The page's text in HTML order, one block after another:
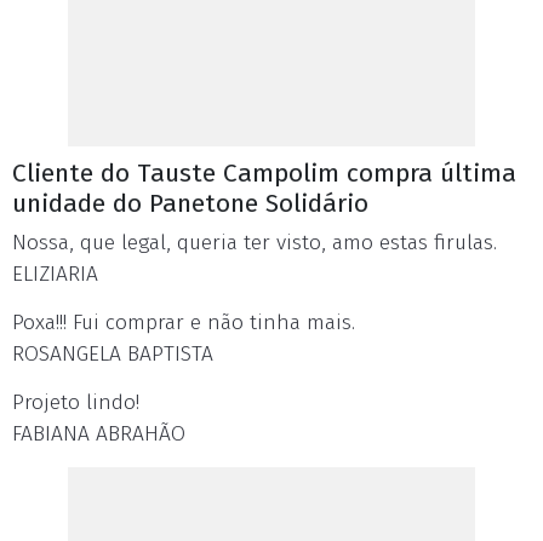
Cliente do Tauste Campolim compra última
unidade do Panetone Solidário
Nossa, que legal, queria ter visto, amo estas firulas.
ELIZIARIA
Poxa!!! Fui comprar e não tinha mais.
ROSANGELA BAPTISTA
Projeto lindo!
FABIANA ABRAHÃO